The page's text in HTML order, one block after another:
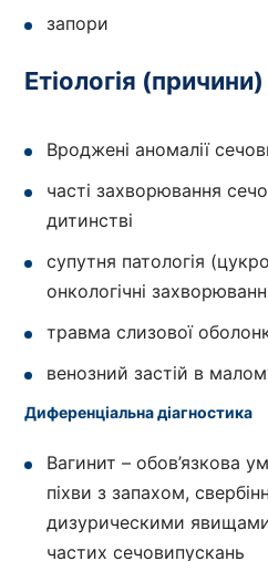
запори
Етіологія
Вроджені аномалії
часті захворювання
дитинстві
супутня патологія
онкологічні
травма слизової
венозний застій в
Диференціальна діагностика
Вагинит – обов’язкова
піхви з запахом,
дизурическими
частих сечовипускань